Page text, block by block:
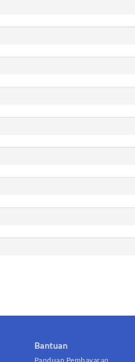
Bantuan
Panduan Pembayaran